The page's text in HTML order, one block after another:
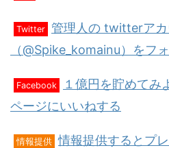
Twitter 管理人の twitterアカ
（@Spike_komainu）をフ
Facebook
１億円を貯めてみ
ページにいいねする
情報提供 情報提供するとプ